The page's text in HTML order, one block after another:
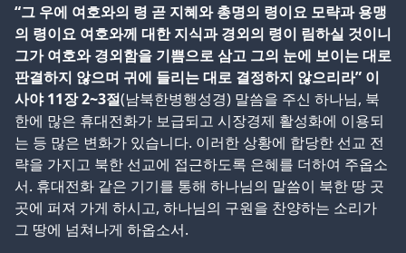
“그 우에 여호와의 령 곧 지혜와 총명의 령이요 모략과 용맹
의 령이요 여호와께 대한 지식과 경외의 령이 림하실 것이니
그가 여호와 경외함을 기쁨으로 삼고 그의 눈에 보이는 대로
판결하지 않으며 귀에 들리는 대로 결정하지 않으리라” 이
사야 11장 2~3절(남북한병행성경) 말씀을 주신 하나님, 북
한에 많은 휴대전화가 보급되고 시장경제 활성화에 이용되
는 등 많은 변화가 있습니다. 이러한 상황에 합당한 선교 전
략을 가지고 북한 선교에 접근하도록 은혜를 더하여 주옵소
서. 휴대전화 같은 기기를 통해 하나님의 말씀이 북한 땅 곳
곳에 퍼져 가게 하시고, 하나님의 구원을 찬양하는 소리가
그 땅에 넘쳐나게 하옵소서.